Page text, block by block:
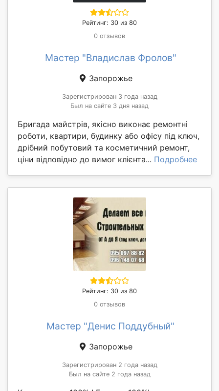
Рейтинг: 30 из 80
0 отзывов
Мастер "Владислав Фролов"
Запорожье
Зарегистрирован 3 года назад
Был на сайте 3 дня назад
Бригада майстрів, якісно виконає ремонтні
роботи, квартири, будинку або офісу під ключ,
дрібний побутовий та косметичний ремонт,
ціни відповідно до вимог клієнта... Подробнее
Рейтинг: 30 из 80
0 отзывов
Мастер "Денис Поддубный"
Запорожье
Зарегистрирован 2 года назад
Был на сайте 2 года назад